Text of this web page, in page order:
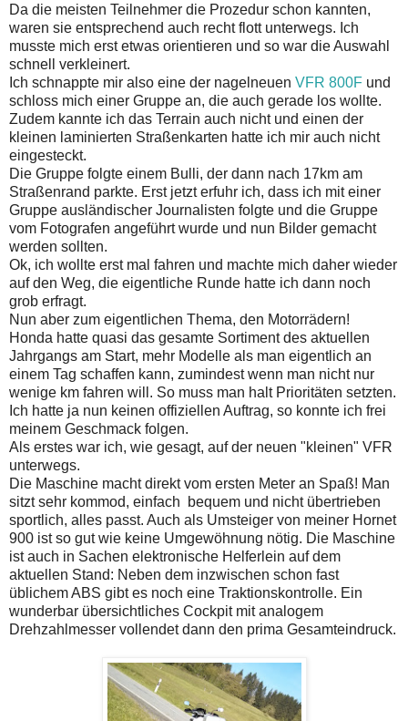
Da die meisten Teilnehmer die Prozedur schon kannten,
waren sie entsprechend auch recht flott unterwegs. Ich
musste mich erst etwas orientieren und so war die Auswahl
schnell verkleinert.
Ich schnappte mir also eine der nagelneuen VFR 800F und
schloss mich einer Gruppe an, die auch gerade los wollte.
Zudem kannte ich das Terrain auch nicht und einen der
kleinen laminierten Straßenkarten hatte ich mir auch nicht
eingesteckt.
Die Gruppe folgte einem Bulli, der dann nach 17km am
Straßenrand parkte. Erst jetzt erfuhr ich, dass ich mit einer
Gruppe ausländischer Journalisten folgte und die Gruppe
vom Fotografen angeführt wurde und nun Bilder gemacht
werden sollten.
Ok, ich wollte erst mal fahren und machte mich daher wieder
auf den Weg, die eigentliche Runde hatte ich dann noch
grob erfragt.
Nun aber zum eigentlichen Thema, den Motorrädern!
Honda hatte quasi das gesamte Sortiment des aktuellen
Jahrgangs am Start, mehr Modelle als man eigentlich an
einem Tag schaffen kann, zumindest wenn man nicht nur
wenige km fahren will. So muss man halt Prioritäten setzten.
Ich hatte ja nun keinen offiziellen Auftrag, so konnte ich frei
meinem Geschmack folgen.
Als erstes war ich, wie gesagt, auf der neuen "kleinen" VFR
unterwegs.
Die Maschine macht direkt vom ersten Meter an Spaß! Man
sitzt sehr kommod, einfach bequem und nicht übertrieben
sportlich, alles passt. Auch als Umsteiger von meiner Hornet
900 ist so gut wie keine Umgewöhnung nötig. Die Maschine
ist auch in Sachen elektronische Helferlein auf dem
aktuellen Stand: Neben dem inzwischen schon fast
üblichem ABS gibt es noch eine Traktionskontrolle. Ein
wunderbar übersichtliches Cockpit mit analogem
Drehzahlmesser vollendet dann den prima Gesamteindruck.